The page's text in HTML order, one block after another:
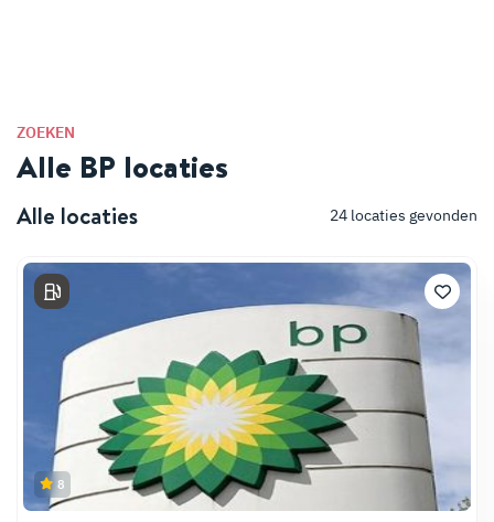
ZOEKEN
Alle BP locaties
Alle locaties 24 locaties gevonden
8